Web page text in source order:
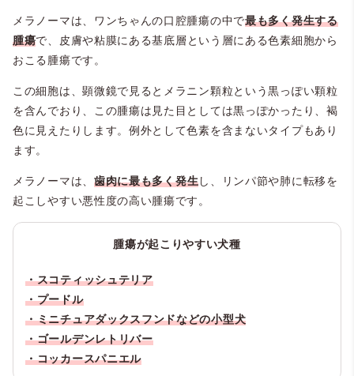
メラノーマは、ワンちゃんの口腔腫瘍の中で最も多く発生する
腫瘍で、皮膚や粘膜にある基底層という層にある色素細胞から
おこる腫瘍です。
この細胞は、顕微鏡で見るとメラニン顆粒という黒っぽい顆粒
を含んでおり、この腫瘍は見た目としては黒っぽかったり、褐
色に見えたりします。例外として色素を含まないタイプもあり
ます。
メラノーマは、 歯肉に最も多く発生し、リンパ節や肺に転移を
起こしやすい悪性度の高い腫瘍です。
腫瘍が起こりやすい犬種
・スコティッシュテリア
・プードル
・ミニチュアダックスフンドなどの小型犬
・ゴールデンレトリバー
・コッカースパニエル